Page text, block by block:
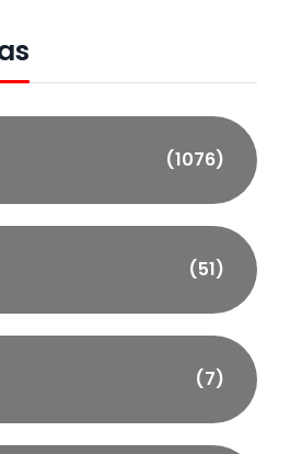
(1076)
(51)
(7)